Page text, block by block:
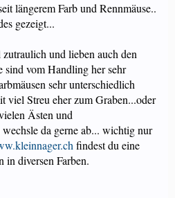
längerem Farb und Rennmäuse..
gezeigt...
und lieben auch den
vom Handling her sehr
sehr unterschiedlich
viel Streu eher zum Graben...oder
Ästen und
da gerne ab... wichtig nur
findest du eine
in diversen Farben.